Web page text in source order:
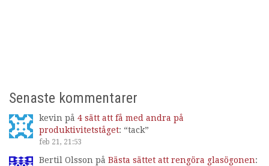
Senaste kommentarer
kevin på 4 sätt att få med andra på
produktivitetståget: “tack”
feb 21, 21:53
Bertil Olsson på Bästa sättet att rengöra glasögonen: